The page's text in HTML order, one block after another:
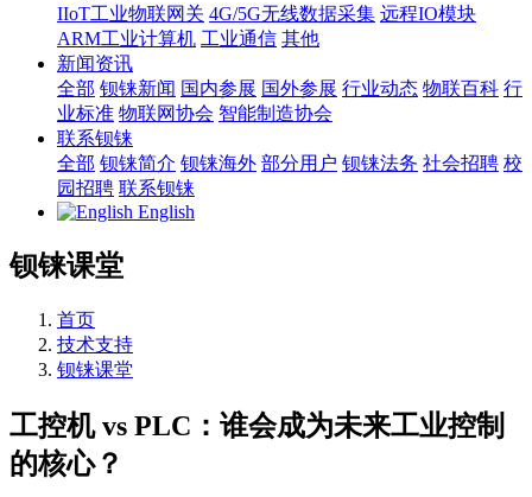
IIoT工业物联网关 4G/5G无线数据采集 远程IO模块
ARM工业计算机 工业通信 其他
新闻资讯
全部 钡铼新闻 国内参展 国外参展 行业动态 物联百科 行
业标准 物联网协会 智能制造协会
联系钡铼
全部 钡铼简介 钡铼海外 部分用户 钡铼法务 社会招聘 校
园招聘 联系钡铼
English
钡铼课堂
首页
技术支持
钡铼课堂
工控机 vs PLC：谁会成为未来工业控制
的核心？